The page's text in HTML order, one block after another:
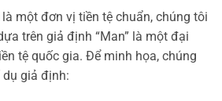
là một đơn vị tiền tệ chuẩn, chúng tôi
trên giả định “Man” là một đại
tệ quốc gia. Để minh họa, chúng
giả định: